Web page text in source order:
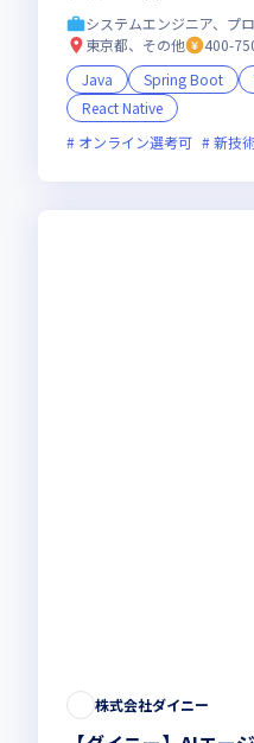
システムエンジニア、プ
東京都、その他
400-
Java
Spring Boot
React Native
オンライン選考可
新技
株式会社ダイニー